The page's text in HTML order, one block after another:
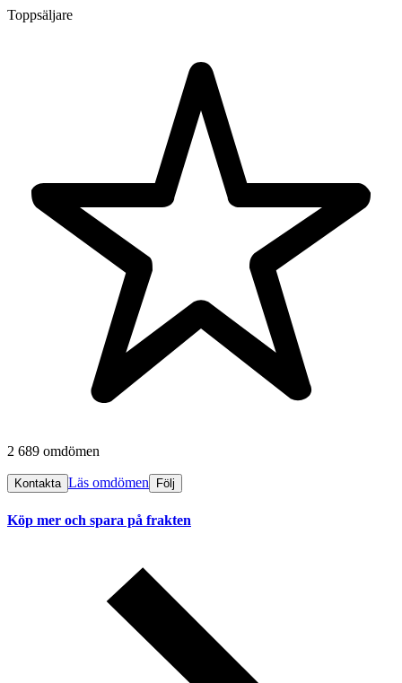
Toppsäljare
2 689 omdömen
Kontakta Läs omdömen Följ
Köp mer och spara på frakten